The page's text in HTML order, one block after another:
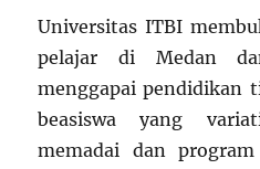
Universitas ITBI
pelajar di Medan
menggapai pendidikan
beasiswa yang
memadai dan